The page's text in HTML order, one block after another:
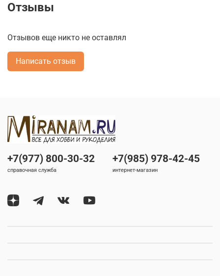
Отзывы
Отзывов еще никто не оставлял
Написать отзыв
+7(977) 800-30-32
справочная служба
+7(985) 978-42-45
интернет-магазин